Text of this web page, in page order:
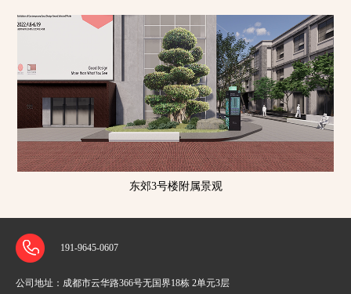
东郊3号楼附属景观
191-9645-0607
公司地址： 成都市云华路366号无国界18栋 2单元3层